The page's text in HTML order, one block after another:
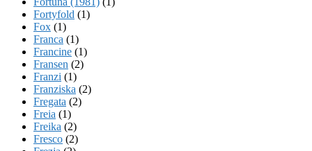
Fortyfold (1)
Fox (1)
Franca (1)
Francine (1)
Fransen (2)
Franzi (1)
Franziska (2)
Fregata (2)
Freia (1)
Freika (2)
Fresco (2)